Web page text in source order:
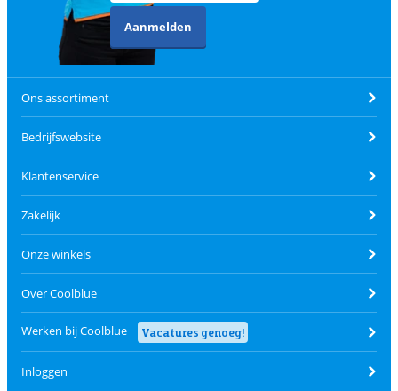
Aanmelden
Ons assortiment
Bedrijfswebsite
Klantenservice
Zakelijk
Onze winkels
Over Coolblue
Werken bij Coolblue Vacatures genoeg!
Inloggen